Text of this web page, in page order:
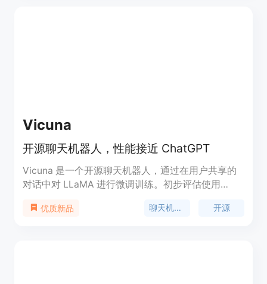
Vicuna
开源聊天机器人，性能接近 ChatGPT
Vicuna 是一个开源聊天机器人，通过在用户共享的
对话中对 LLaMA 进行微调训练。初步评估使用
的情况下达到了 OpenAI ChatGPT 和 Google Bard
优质新品 聊天机器人 开源